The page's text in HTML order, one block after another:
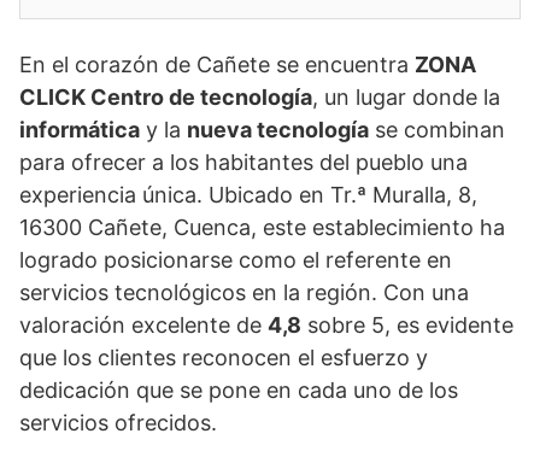
En el corazón de Cañete se encuentra ZONA
CLICK Centro de tecnología, un lugar donde la
informática y la nueva tecnología se combinan
para ofrecer a los habitantes del pueblo una
experiencia única. Ubicado en Tr.ª Muralla, 8,
16300 Cañete, Cuenca, este establecimiento ha
logrado posicionarse como el referente en
servicios tecnológicos en la región. Con una
valoración excelente de 4,8 sobre 5, es evidente
que los clientes reconocen el esfuerzo y
dedicación que se pone en cada uno de los
servicios ofrecidos.